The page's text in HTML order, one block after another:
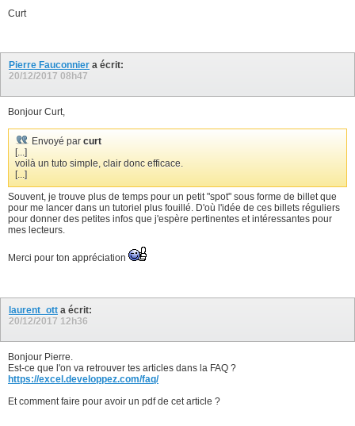
Curt
Pierre Fauconnier a écrit:
20/12/2017 08h47
Bonjour Curt,
Envoyé par curt
[...]
voilà un tuto simple, clair donc efficace.
[...]
Souvent, je trouve plus de temps pour un petit "spot" sous forme de billet que
pour me lancer dans un tutoriel plus fouillé. D'où l'idée de ces billets réguliers
pour donner des petites infos que j'espère pertinentes et intéressantes pour
mes lecteurs.
Merci pour ton appréciation
laurent_ott a écrit:
20/12/2017 12h36
Bonjour Pierre.
Est-ce que l'on va retrouver tes articles dans la FAQ ?
https://excel.developpez.com/faq/
Et comment faire pour avoir un pdf de cet article ?